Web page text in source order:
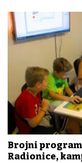
Brojni
Radionice,